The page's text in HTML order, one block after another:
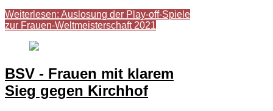
Weiterlesen: Auslosung der Play-off-Spiele
zur Frauen-Weltmeisterschaft 2021
BSV - Frauen mit klarem
Sieg gegen Kirchhof